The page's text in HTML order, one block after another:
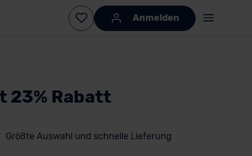
Anmelden
23% Rabatt
Größte Auswahl und schnelle Lieferung